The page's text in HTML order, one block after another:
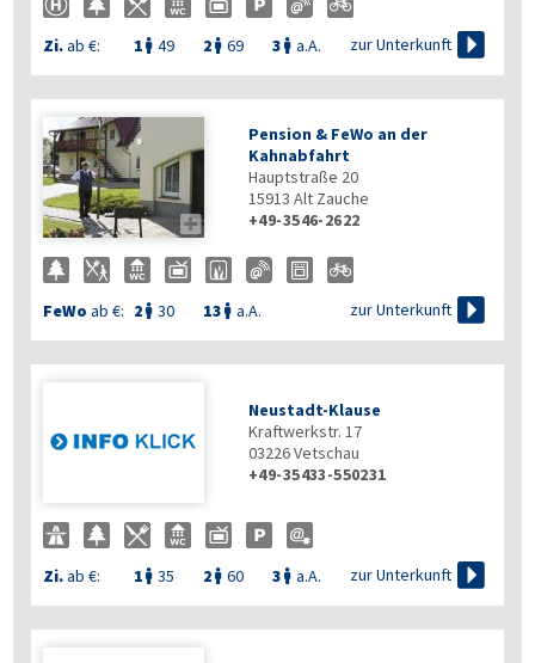
Zi.ab €: 1  49 2  69 3  a.A. zur Unterkunft 

Pension & FeWo an der
Kahnabfahrt
Hauptstraße 20
15913 Alt Zauche
+49-3546-2622
FeWo ab €: 2  30 13  a.A. zur Unterkunft 
Neustadt-Klause
Kraftwerkstr. 17
03226Vetschau
+49-35433-550231
Zi.ab €: 1  35 2  60 3  a.A. zur Unterkunft 